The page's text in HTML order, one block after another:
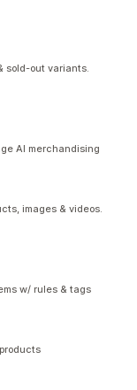
sold-out variants.
AI merchandising
images & videos.
w/ rules & tags